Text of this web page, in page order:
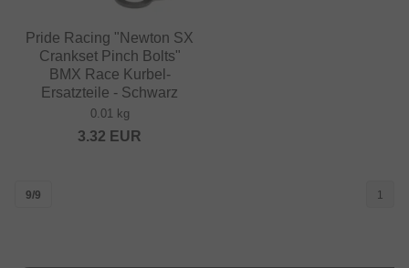
Pride Racing "Newton SX
Crankset Pinch Bolts"
BMX Race Kurbel-
Ersatzteile - Schwarz
0.01 kg
3.32 EUR
9/9 1